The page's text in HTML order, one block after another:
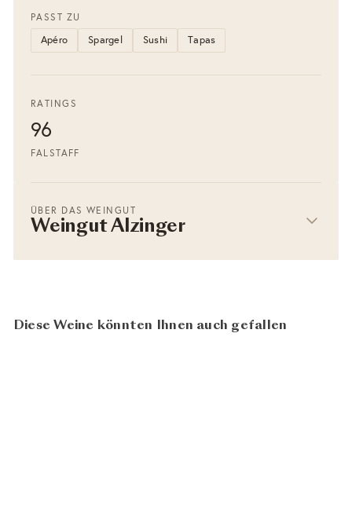
PASST ZU
Apéro Spargel Sushi Tapas
RATINGS
96
FALSTAFF
ÜBER DAS WEINGUT
Weingut Alzinger
Diese Weine könnten Ihnen auch gefallen